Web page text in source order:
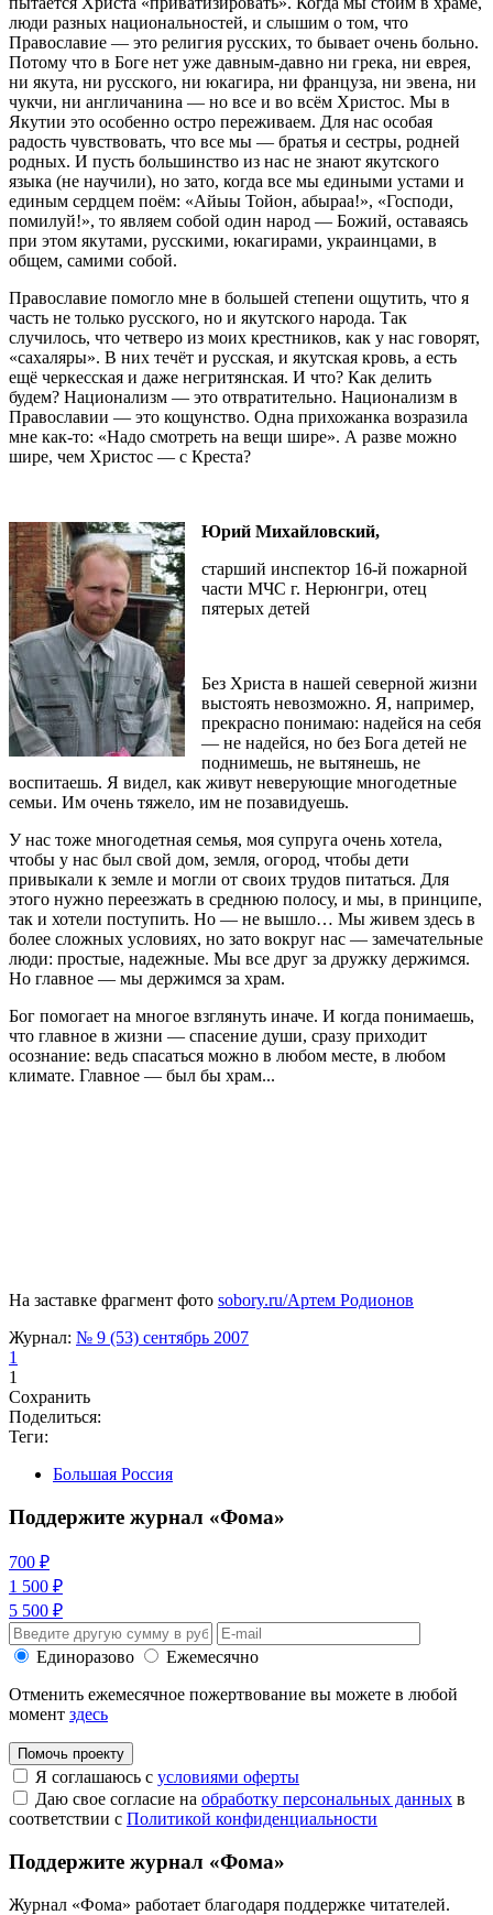
люди разных национальностей, и слышим о том, что
Православие — это религия русских, то бывает очень больно.
Потому что в Боге нет уже давным-давно ни грека, ни еврея,
ни якута, ни русского, ни юкагира, ни француза, ни эвена, ни
чукчи, ни англичанина — но все и во всём Христос. Мы в
Якутии это особенно остро переживаем. Для нас особая
радость чувствовать, что все мы — братья и сестры, родней
родных. И пусть большинство из нас не знают якутского
языка (не научили), но зато, когда все мы едиными устами и
единым сердцем поём: «Айыы Тойон, абыраа!», «Господи,
помилуй!», то являем собой один народ — Божий, оставаясь
при этом якутами, русскими, юкагирами, украинцами, в
общем, самими собой.
Православие помогло мне в большей степени ощутить, что я
часть не только русского, но и якутского народа. Так
случилось, что четверо из моих крестников, как у нас говорят,
«сахаляры». В них течёт и русская, и якутская кровь, а есть
ещё черкесская и даже негритянская. И что? Как делить
будем? Национализм — это отвратительно. Национализм в
Православии — это кощунство. Одна прихожанка возразила
мне как-то: «Надо смотреть на вещи шире». А разве можно
шире, чем Христос — с Креста?
Юрий Михайловский,
старший инспектор 16-й пожарной
части МЧС г. Нерюнгри, отец
пятерых детей
Без Христа в нашей северной жизни
выстоять невозможно. Я, например,
прекрасно понимаю: надейся на себя
— не надейся, но без Бога детей не
поднимешь, не вытянешь, не
воспитаешь. Я видел, как живут неверующие многодетные
семьи. Им очень тяжело, им не позавидуешь.
У нас тоже многодетная семья, моя супруга очень хотела,
чтобы у нас был свой дом, земля, огород, чтобы дети
привыкали к земле и могли от своих трудов питаться. Для
этого нужно переезжать в среднюю полосу, и мы, в принципе,
так и хотели поступить. Но — не вышло… Мы живем здесь в
более сложных условиях, но зато вокруг нас — замечательные
люди: простые, надежные. Мы все друг за дружку держимся.
Но главное — мы держимся за храм.
Бог помогает на многое взглянуть иначе. И когда понимаешь,
что главное в жизни — спасение души, сразу приходит
осознание: ведь спасаться можно в любом месте, в любом
климате. Главное — был бы храм...
На заставке фрагмент фото sobory.ru/Артем Родионов
Журнал: № 9 (53) сентябрь 2007
1
1
Сохранить
Поделиться:
Теги:
Большая Россия
Поддержите журнал «Фома»
700 ₽
1 500 ₽
5 500 ₽
Единоразово
Ежемесячно
Отменить ежемесячное пожертвование вы можете в любой
момент здесь
Помочь проекту
Я соглашаюсь с условиями оферты
Даю свое согласие на обработку персональных данных в
соответствии с Политикой конфиденциальности
Поддержите журнал «Фома»
Журнал «Фома» работает благодаря поддержке читателей.